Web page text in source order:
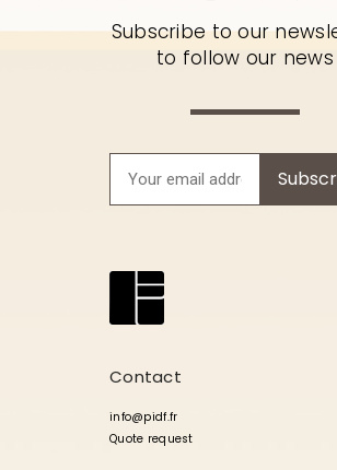
Subscribe to our
to follow our news
Contact
info@pidf.fr
Quote request